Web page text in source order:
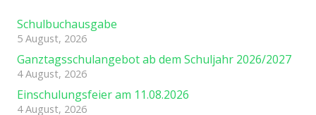
Schulbuchausgabe
5 August, 2026
Ganztagsschulangebot ab dem Schuljahr 2026/2027
4 August, 2026
Einschulungsfeier am 11.08.2026
4 August, 2026